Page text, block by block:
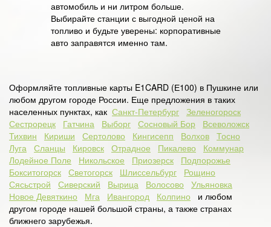
автомобиль и ни литром больше.
Выбирайте станции с выгодной ценой на
топливо и будьте уверены: корпоративные
авто заправятся именно там.
Оформляйте топливные карты E1CARD (Е100) в Пушкине или
любом другом городе России. Еще предложения в таких
населенных пунктах, как Санкт-Петербург Зеленогороск
Сестрорецк
Гатчина Выборг Сосновый Бор
Всеволожск
Тихвин
Кириши Сертолово Кингисепп Волхов Тосно
Луга
Сланцы Кировск Отрадное Пикалево
Коммунар
Лодейное Поле
Никольское Приозерск
Подпорожье
Бокситогорск Светогорск Шлиссельбург
Рощино
Сясьстрой
Сиверский Вырица Волосово Ульяновка
Новое Девяткино
Мга Ивангород Колпино и любом
другом городе нашей большой страны, а также странах
ближнего зарубежья.